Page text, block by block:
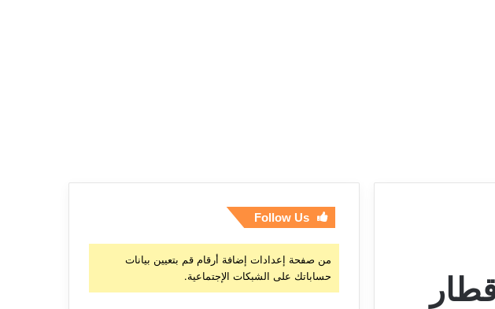
قطار
Follow Us
من صفحة إعدادات إضافة أرقام قم بتعيين بيانات
حساباتك على الشبكات الإجتماعية.